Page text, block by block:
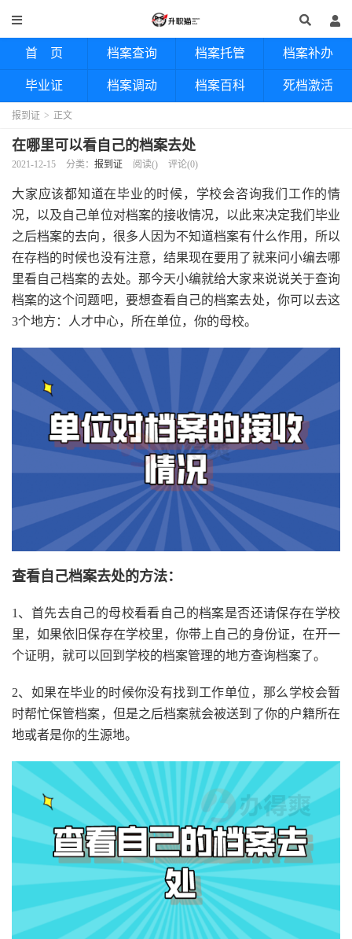
首 页 档案查询 档案托管 档案补办
毕业证 档案调动 档案百科 死档激活
报到证 > 正文
在哪里可以看自己的档案去处
2021-12-15 分类： 报到证 阅读() 评论(0)
大家应该都知道在毕业的时候，学校会咨询我们工作的情
况，以及自己单位对档案的接收情况，以此来决定我们毕业
之后档案的去向，很多人因为不知道档案有什么作用，所以
在存档的时候也没有注意，结果现在要用了就来问小编去哪
里看自己档案的去处。那今天小编就给大家来说说关于查询
档案的这个问题吧，要想查看自己的档案去处，你可以去这
3个地方：人才中心，所在单位，你的母校。
查看自己档案去处的方法：
1、首先去自己的母校看看自己的档案是否还请保存在学校
里，如果依旧保存在学校里，你带上自己的身份证，在开一
个证明，就可以回到学校的档案管理的地方查询档案了。
2、如果在毕业的时候你没有找到工作单位，那么学校会暂
时帮忙保管档案，但是之后档案就会被送到了你的户籍所在
地或者是你的生源地。